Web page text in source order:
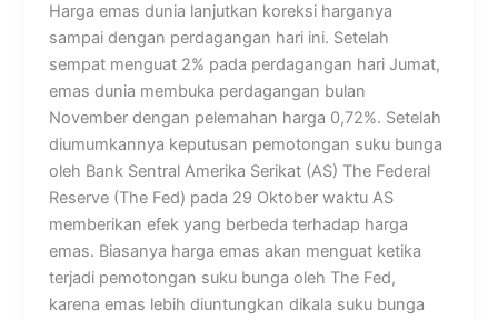
Harga emas dunia lanjutkan koreksi harganya
sampai dengan perdagangan hari ini. Setelah
sempat menguat 2% pada perdagangan hari Jumat,
emas dunia membuka perdagangan bulan
November dengan pelemahan harga 0,72%. Setelah
diumumkannya keputusan pemotongan suku bunga
oleh Bank Sentral Amerika Serikat (AS) The Federal
Reserve (The Fed) pada 29 Oktober waktu AS
memberikan efek yang berbeda terhadap harga
emas. Biasanya harga emas akan menguat ketika
terjadi pemotongan suku bunga oleh The Fed,
karena emas lebih diuntungkan dikala suku bunga